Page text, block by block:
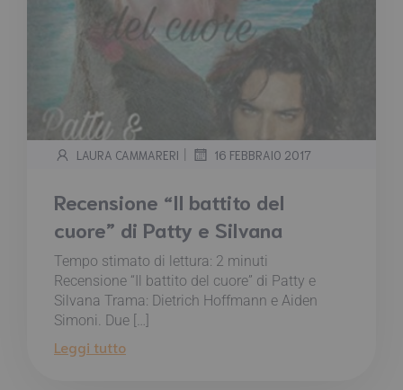
LAURA CAMMARERI | 16 FEBBRAIO 2017
Recensione “Il battito del
cuore” di Patty e Silvana
Tempo stimato di lettura: 2 minuti
Recensione “Il battito del cuore” di Patty e
Silvana Trama: Dietrich Hoffmann e Aiden
Simoni. Due […]
Leggi tutto